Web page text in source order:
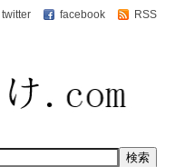
twitter facebook RSS